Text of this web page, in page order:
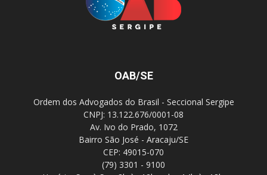
OAB/SE
Ordem dos Advogados do Brasil - Seccional Sergipe
CNPJ: 13.122.676/0001-08
Av. Ivo do Prado, 1072
Bairro São José - Aracaju/SE
CEP: 49015-070
(79) 3301 - 9100